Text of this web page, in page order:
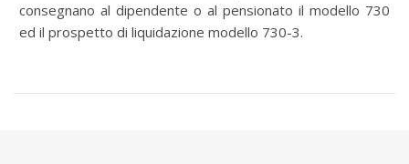
consegnano al dipendente o al pensionato il modello 730
ed il prospetto di liquidazione modello 730-3.